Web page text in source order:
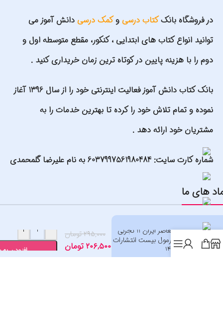
در فروشگاه بانککتاب درسی وکمک درسی دانش آموز می
توانید انواع کتاب های ابتدایی ، کنکور، مقطع متوسطه اول و
دوم را با هزینه پایین در کوتاه ترین زمان خریداری کنید .
بانک کتاب دانش آموز فعالیت اینترنتی خود را از سال 1396 آغاز
نموده و تمام تلاش خود را کرده تا بهترین خدمات را به
مشتریان خود ارائه دهد .
شماره کارت سایت: 6037997561980484 به نام علیرضا گلمحمدی
های ما
تاریخ معاصر ایران 11 تجربی
سری فرمول بیست انتشارات
گاج 1405
۲۹۵,۰۰۰تومان
۲۰۶,۵۰۰ تومان
+
افزودن